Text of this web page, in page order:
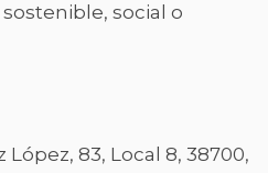
social o
83, Local 8, 38700,